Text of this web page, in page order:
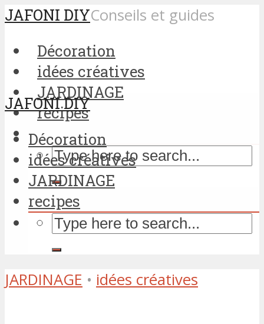
JAFONI DIYConseils et guides
Décoration
idées créatives
JARDINAGE
recipes
JAFONI DIY
Décoration
idées créatives
JARDINAGE
recipes
JARDINAGE • idées créatives